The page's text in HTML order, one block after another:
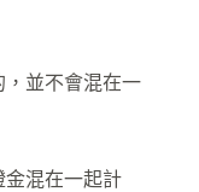
，並不會混在一
金混在一起計